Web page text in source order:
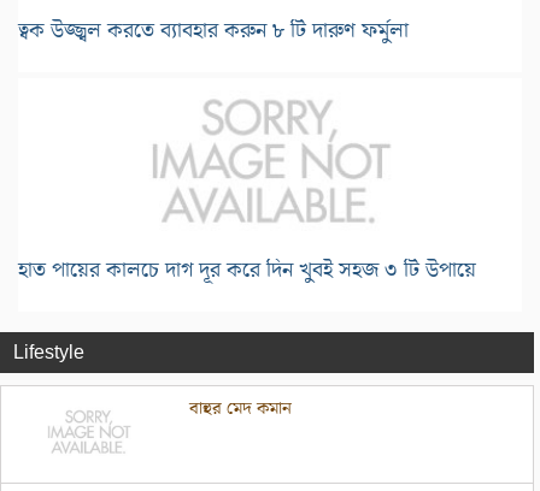
ত্বক উজ্জ্বল করতে ব্যাবহার করুন ৮ টি দারুণ ফর্মুলা
হাত পায়ের কালচে দাগ দূর করে দিন খুবই সহজ ৩ টি উপায়ে
Lifestyle
বাহুর মেদ কমান